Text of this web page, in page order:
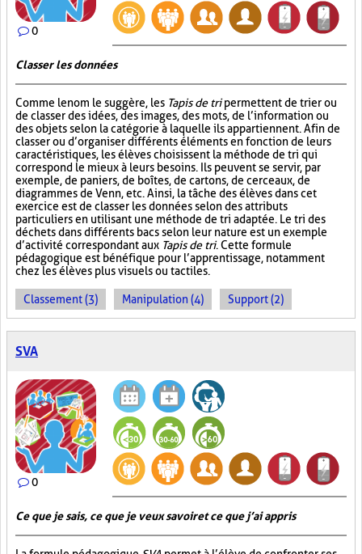
0
Classer les données
Comme le nom le suggère, les Tapis de tripermettent de trier ou
de classer des idées, des images, des mots, de l’information ou
des objets selon la catégorie à laquelle ils appartiennent. Afin de
classer ou d’organiser différents éléments en fonction de leurs
caractéristiques, les élèves choisissent la méthode de tri qui
correspond le mieux à leurs besoins. Ils peuvent se servir, par
exemple, de paniers, de boîtes, de cartons, de cerceaux, de
diagrammes de Venn, etc. Ainsi, la tâche des élèves dans cet
exercice est de classer les données selon des attributs
particuliers en utilisant une méthode de tri adaptée. Le tri des
déchets dans différents bacs selon leur nature est un exemple
d’activité correspondant aux Tapis de tri. Cette formule
pédagogique est bénéfique pour l’apprentissage, notamment
chez les élèves plus visuels ou tactiles.
Classement (3) Manipulation (4) Support (2)
SVA
0
Ce que je sais, ce que je veux savoir et ce que j’ai appris